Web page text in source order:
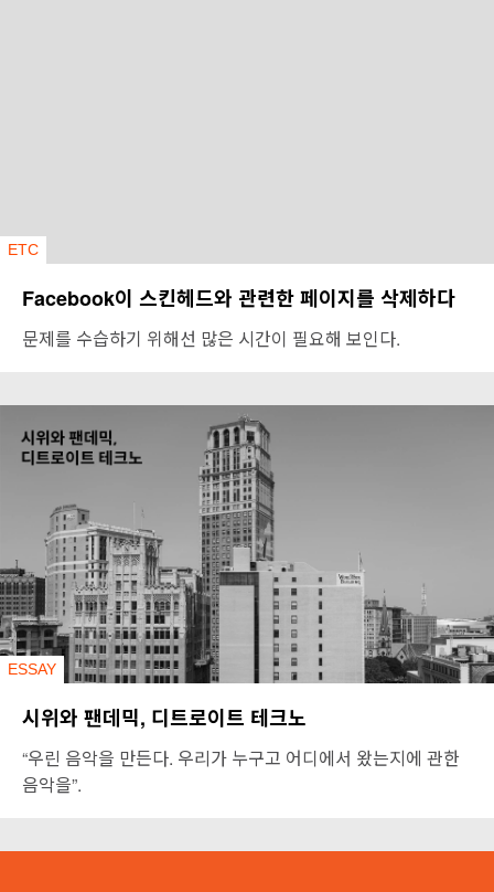
ETC
Facebook이 스킨헤드와 관련한 페이지를 삭제하다
문제를 수습하기 위해선 많은 시간이 필요해 보인다.
ESSAY
시위와 팬데믹, 디트로이트 테크노
“우린 음악을 만든다. 우리가 누구고 어디에서 왔는지에 관한
음악을”.